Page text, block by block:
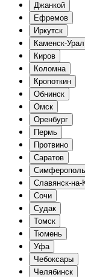
Джанкой
Ефремов
Иркутск
Каменск-
Киров
Коломна
Кропоткин
Обнинск
Омск
Оренбург
Пермь
Протвино
Саратов
Симферополь
Славянск-на-
Сочи
Судак
Томск
Тюмень
Уфа
Чебоксары
Челябинск